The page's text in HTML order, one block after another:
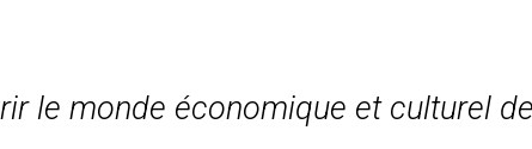
le monde économique et culturel